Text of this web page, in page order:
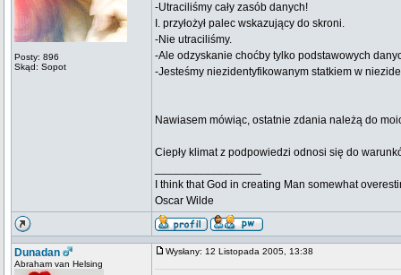
Posty: 896
Skąd: Sopot
-Utraciliśmy cały zasób danych!
I. przyłożył palec wskazujący do skroni.
-Nie utraciliśmy.
-Ale odzyskanie choćby tylko podstawowych
-Jesteśmy niezidentyfikowanym statkiem w
Nawiasem mówiąc, ostatnie zdania należą do
Ciepły klimat z podpowiedzi odnosi się do
I think that God in creating Man somewhat
Oscar Wilde
Dunadan
Abraham van Helsing
Wysłany: 12 Listopada 2005, 13:38